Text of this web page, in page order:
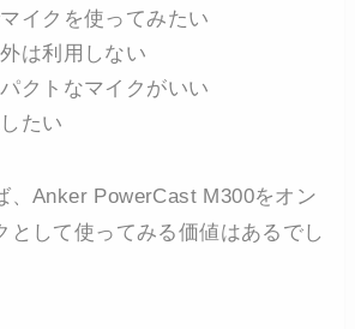
イクを使ってみたい
は利用しない
クトなマイクがいい
たい
、Anker PowerCast M300をオン
として使ってみる価値はあるでし